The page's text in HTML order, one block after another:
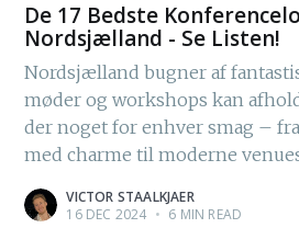
De 17 Bedste
Nordsjælland - Se Listen!
Nordsjælland bugner af
møder og workshops kan
der noget for enhver smag –
med charme til moderne
VICTOR STAALKJAER
16 DEC 2024 • 6 MIN READ